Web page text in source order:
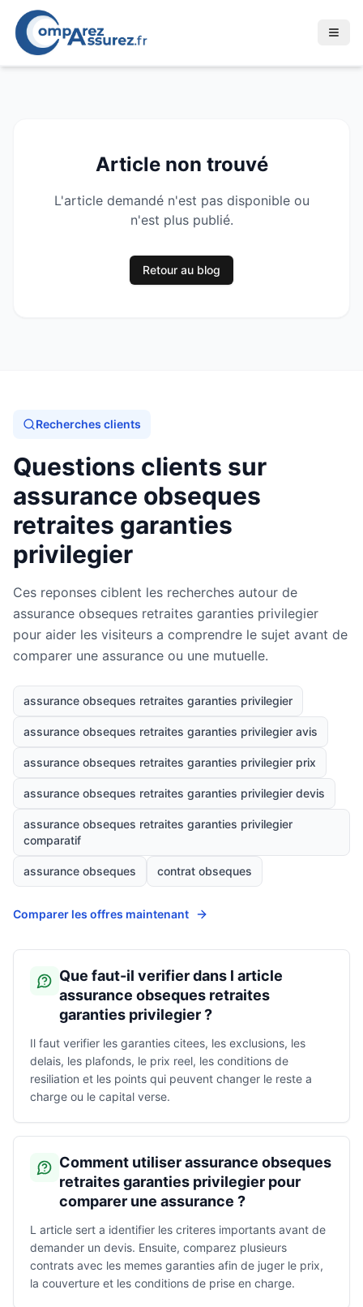
Article non trouvé
L'article demandé n'est pas disponible ou
n'est plus publié.
Retour au blog
Recherches clients
Questions clients sur
assurance obseques
retraites garanties
privilegier
Ces reponses ciblent les recherches autour de
assurance obseques retraites garanties privilegier
pour aider les visiteurs a comprendre le sujet avant de
comparer une assurance ou une mutuelle.
assurance obseques retraites garanties privilegier
assurance obseques retraites garanties privilegier avis
assurance obseques retraites garanties privilegier prix
assurance obseques retraites garanties privilegier devis
assurance obseques retraites garanties privilegier
comparatif
assurance obseques contrat obseques
Comparer les offres maintenant
Que faut-il verifier dans l article
assurance obseques retraites
garanties privilegier ?
Il faut verifier les garanties citees, les exclusions, les
delais, les plafonds, le prix reel, les conditions de
resiliation et les points qui peuvent changer le reste a
charge ou le capital verse.
Comment utiliser assurance obseques
retraites garanties privilegier pour
comparer une assurance ?
L article sert a identifier les criteres importants avant de
demander un devis. Ensuite, comparez plusieurs
contrats avec les memes garanties afin de juger le prix,
la couverture et les conditions de prise en charge.